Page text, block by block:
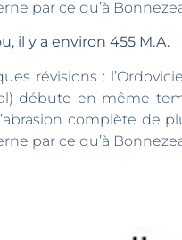
par ce qu’à
il y a environ 455 M.A.
révisions :
débute en même
complète de
par ce qu’à